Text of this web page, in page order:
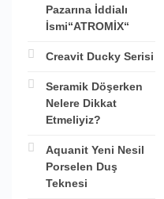
Pazarına İddialı
İsmi“ATROMİX“
Creavit Ducky Serisi
Seramik Döşerken
Nelere Dikkat
Etmeliyiz?
Aquanit Yeni Nesil
Porselen Duş
Teknesi